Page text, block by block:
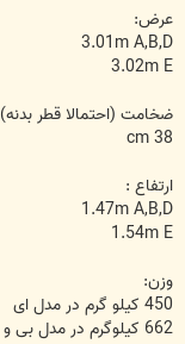
عرض:
3.01m A,B,D
3.02m E
ضخامت (احتمالا قطر بدنه):
38 cm
ارتفاع :
1.47m A,B,D
1.54m E
وزن:
450 کیلو گرم در مدل ای
662 کیلوگرم در مدل بی و دی و ئی